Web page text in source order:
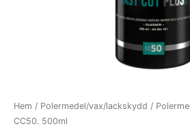
Hem / Polermedel/vax/lackskydd /
CC50. 500ml